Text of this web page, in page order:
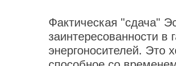
Фактическая "сдача"
заинтересованности в
энергоносителей. Это